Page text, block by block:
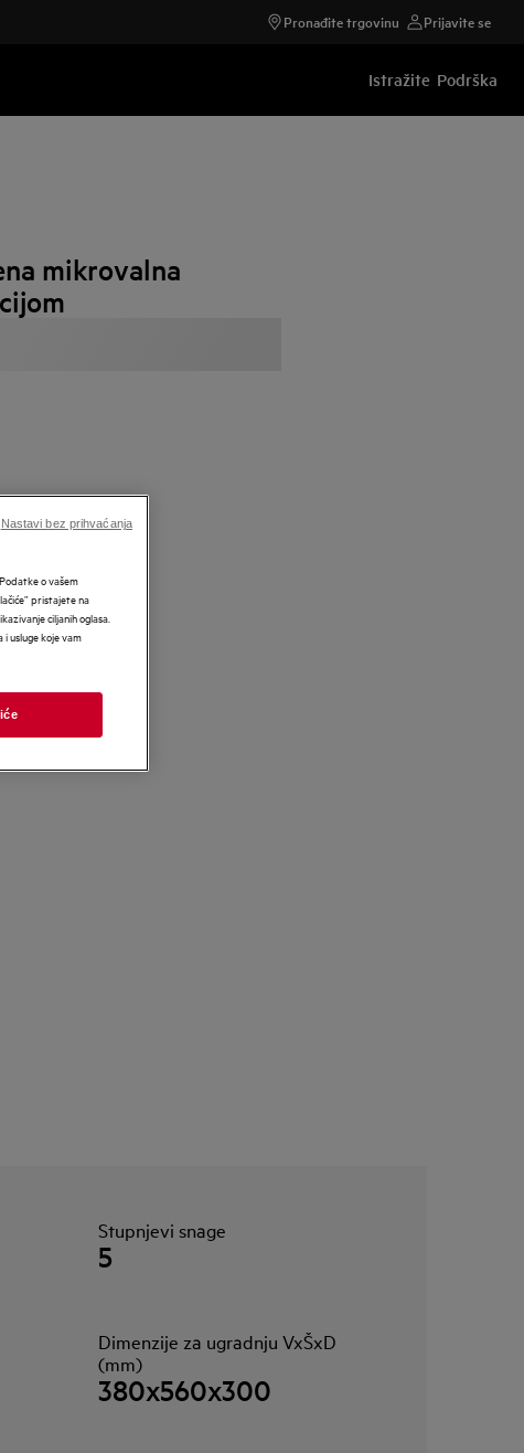
Pronađite trgovinu Prijavite se
Istražite Podrška
mikrovalna
Stupnjevi snage
5
Dimenzije za ugradnju VxŠxD
(mm)
380x560x300
o vašem
pristajete na
ciljanih oglasa.
usluge koje vam
Nastavi bez prihvaćanja